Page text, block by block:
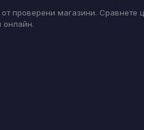
проверени магазини. Сравнете
онлайн.